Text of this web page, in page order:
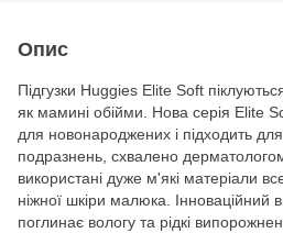
Опис
Підгузки Huggies Elite Soft
як мамині обійми. Нова серія Elite
для новонароджених і підходить
подразнень, схвалено
використані дуже м'які матеріали
ніжної шкіри малюка. Інноваційний
поглинає вологу та рідкі